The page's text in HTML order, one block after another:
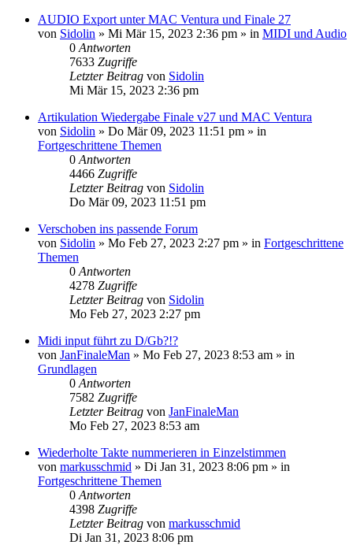
AUDIO Export unter MAC Ventura und Finale 27
von Sidolin » Mi Mär 15, 2023 2:36 pm » in MIDI und Audio
0 Antworten
7633 Zugriffe
Letzter Beitrag von Sidolin
Mi Mär 15, 2023 2:36 pm
Artikulation Wiedergabe Finale v27 und MAC Ventura
von Sidolin » Do Mär 09, 2023 11:51 pm » in
Fortgeschrittene Themen
0 Antworten
4466 Zugriffe
Letzter Beitrag von Sidolin
Do Mär 09, 2023 11:51 pm
Verschoben ins passende Forum
von Sidolin » Mo Feb 27, 2023 2:27 pm » in Fortgeschrittene
Themen
0 Antworten
4278 Zugriffe
Letzter Beitrag von Sidolin
Mo Feb 27, 2023 2:27 pm
Midi input führt zu D/Gb?!?
von JanFinaleMan » Mo Feb 27, 2023 8:53 am » in
Grundlagen
0 Antworten
7582 Zugriffe
Letzter Beitrag von JanFinaleMan
Mo Feb 27, 2023 8:53 am
Wiederholte Takte nummerieren in Einzelstimmen
von markusschmid » Di Jan 31, 2023 8:06 pm » in
Fortgeschrittene Themen
0 Antworten
4398 Zugriffe
Letzter Beitrag von markusschmid
Di Jan 31, 2023 8:06 pm